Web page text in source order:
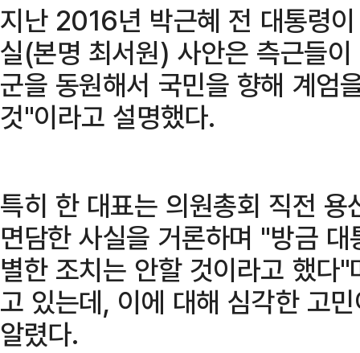
지난 2016년 박근혜 전 대통령
실(본명 최서원) 사안은 측근들
군을 동원해서 국민을 향해 계엄
것"이라고 설명했다.
특히 한 대표는 의원총회 직전
면담한 사실을 거론하며 "방금
별한 조치는 안할 것이라고 했다
고 있는데, 이에 대해 심각한 고
알렸다.